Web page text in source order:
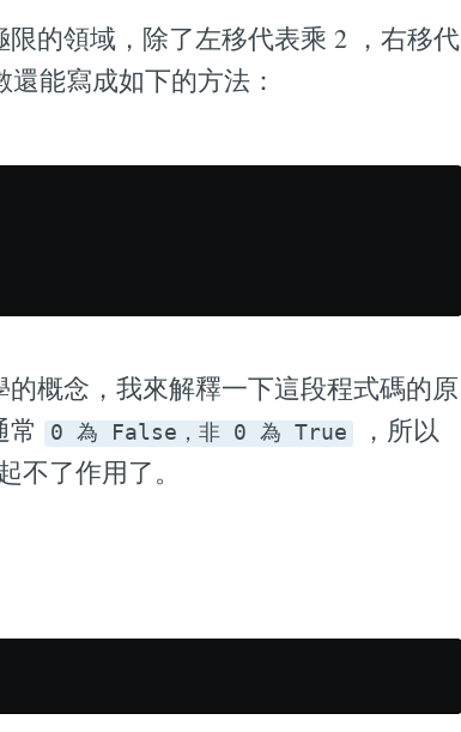
的領域，除了左移代表乘 2 ，右移代
能寫成如下的方法：
概念，我來解釋一下這段程式碼的原
常
0 為 False，非 0 為 True
，所以
不了作用了。